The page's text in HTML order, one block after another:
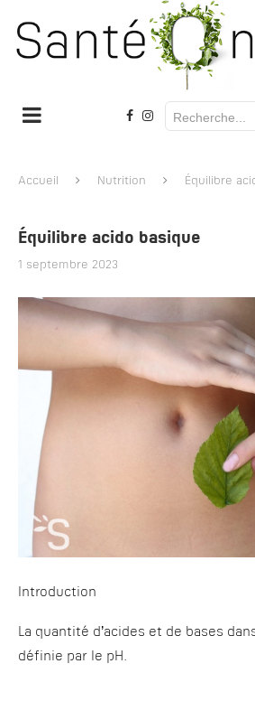
Accueil Nutrition Équilibre
Équilibre acido basique
1 septembre 2023
Introduction
La quantité d’acides et de bases
définie par le pH.